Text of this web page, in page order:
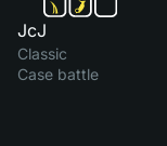
JcJ
Classic
Case battle